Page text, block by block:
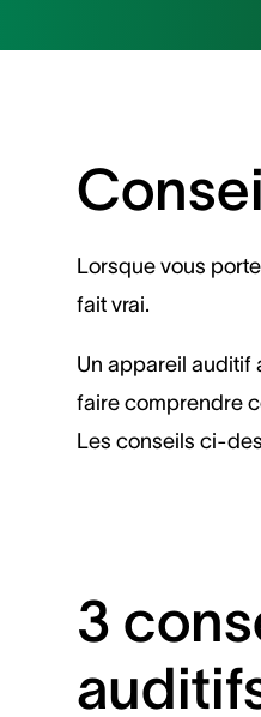
Lorsque vous
fait vrai.
Un appareil auditif
faire comprendre
Les conseils ci-
3